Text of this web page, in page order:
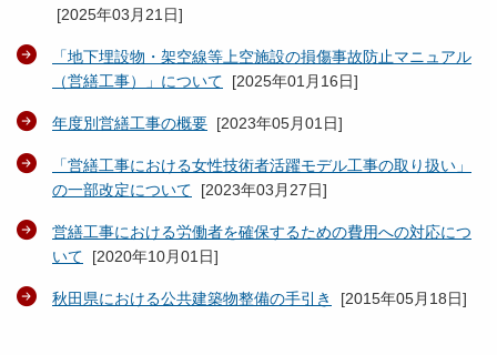
[2025年03月21日]
「地下埋設物・架空線等上空施設の損傷事故防止マニュアル
（営繕工事）」について [2025年01月16日]
年度別営繕工事の概要 [2023年05月01日]
「営繕工事における女性技術者活躍モデル工事の取り扱い」
の一部改定について [2023年03月27日]
営繕工事における労働者を確保するための費用への対応につ
いて [2020年10月01日]
秋田県における公共建築物整備の手引き [2015年05月18日]